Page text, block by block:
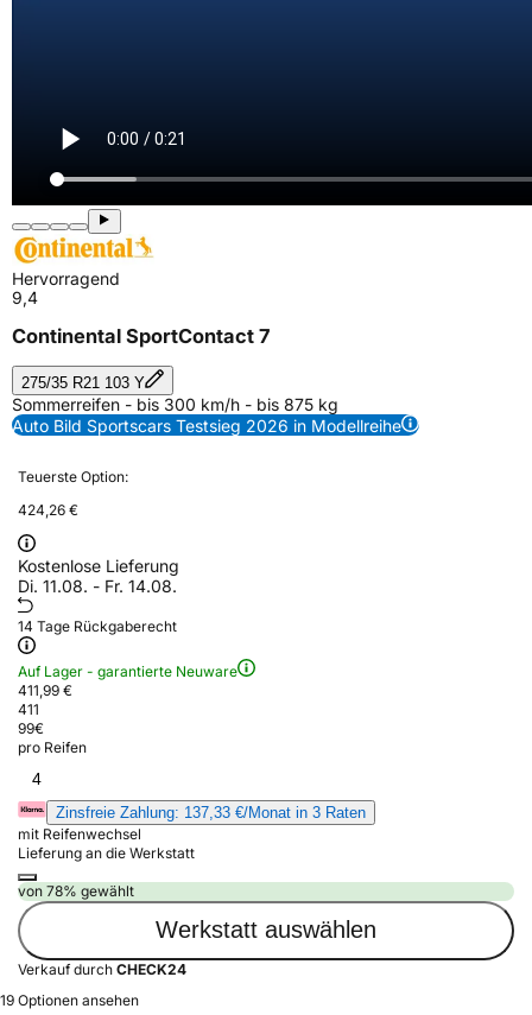
Hervorragend
9,4
Continental SportContact 7
275/35 R21 103 Y
Sommerreifen - bis 300 km/h - bis 875 kg
Auto Bild Sportscars Testsieg 2026 in Modellreihe
Teuerste Option:
424,26 €
Kostenlose Lieferung
Di. 11.08. - Fr. 14.08.
14 Tage Rückgaberecht
Auf Lager - garantierte Neuware
411,99 €
411
99€
pro Reifen
4
Zinsfreie Zahlung: 137,33 €/Monat in 3 Raten
mit Reifenwechsel
Lieferung an die Werkstatt
von 78% gewählt
Werkstatt auswählen
Verkauf durch CHECK24
19 Optionen ansehen